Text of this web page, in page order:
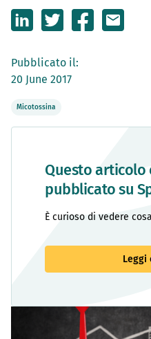
Pubblicato il:
20 June 2017
Micotossina
Questo articolo
pubblicato su
È curioso di vedere
Leggi